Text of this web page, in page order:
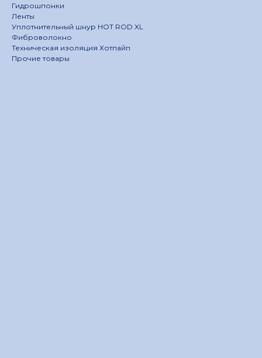
Гидрошпонки
Ленты
Уплотнительный шнур HOT ROD XL
Фиброволокно
Техническая изоляция Хотпайп
Прочие товары